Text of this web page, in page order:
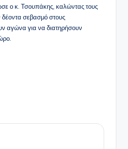
ο κ. Τσουπάκης, καλώντας τους
δέοντα σεβασμό στους
αγώνα για να διατηρήσουν